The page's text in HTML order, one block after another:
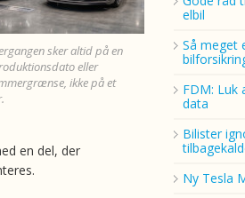
sker altid på en
eller
ikke på et
en del, der
elbil
Så meget
FDM: Luk
data
Bilister
Ny Tesla